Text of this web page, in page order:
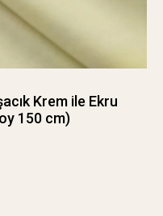
Krem ile Ekru
150 cm)